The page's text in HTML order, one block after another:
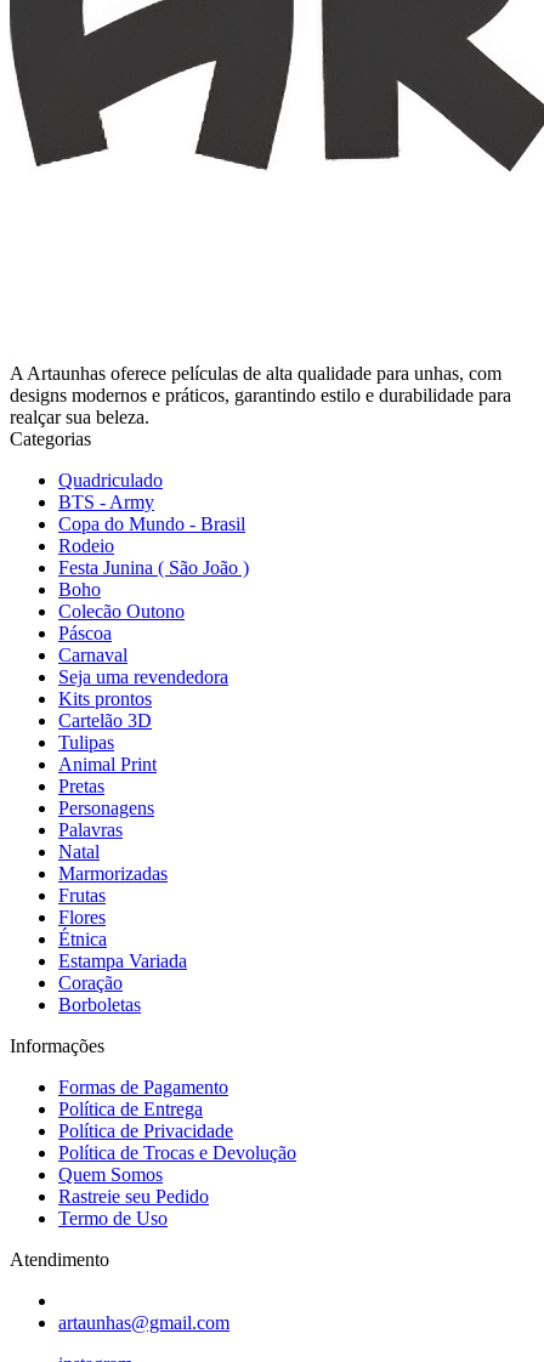
A Artaunhas oferece películas de alta qualidade para unhas, com
designs modernos e práticos, garantindo estilo e durabilidade para
realçar sua beleza.
Categorias
Quadriculado
BTS - Army
Copa do Mundo - Brasil
Rodeio
Festa Junina ( São João )
Boho
Colecão Outono
Páscoa
Carnaval
Seja uma revendedora
Kits prontos
Cartelão 3D
Tulipas
Animal Print
Pretas
Personagens
Palavras
Natal
Marmorizadas
Frutas
Flores
Étnica
Estampa Variada
Coração
Borboletas
Informações
Formas de Pagamento
Política de Entrega
Política de Privacidade
Política de Trocas e Devolução
Quem Somos
Rastreie seu Pedido
Termo de Uso
Atendimento
artaunhas@gmail.com